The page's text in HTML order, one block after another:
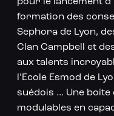
pour le lancement
formation des
Sephora de Lyon,
Clan Campbell et
aux talents
l’Ecole Esmod de
suédois … Une boite
modulables en